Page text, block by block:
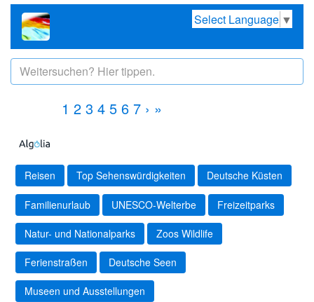
Select Language ▼
1 2 3 4 5 6 7 › »
Reisen Top Sehenswürdigkeiten Deutsche Küsten
Familienurlaub UNESCO-Welterbe Freizeitparks
Natur- und Nationalparks Zoos Wildlife
Ferienstraßen Deutsche Seen
Museen und Ausstellungen